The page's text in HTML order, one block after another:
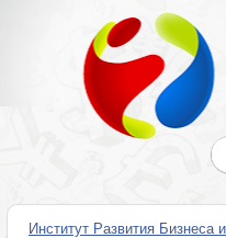
Институт Развития Бизнеса